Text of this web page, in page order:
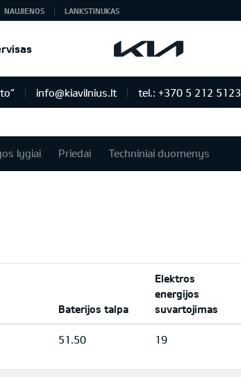
NAUJIENOS LANKSTINUKAS
info@kiavilnius.lt tel.: +370 5 212 5123
lygiai Priedai Techniniai duomenys
Baterijos talpa
Elektros
energijos
suvartojimas
51.50 19